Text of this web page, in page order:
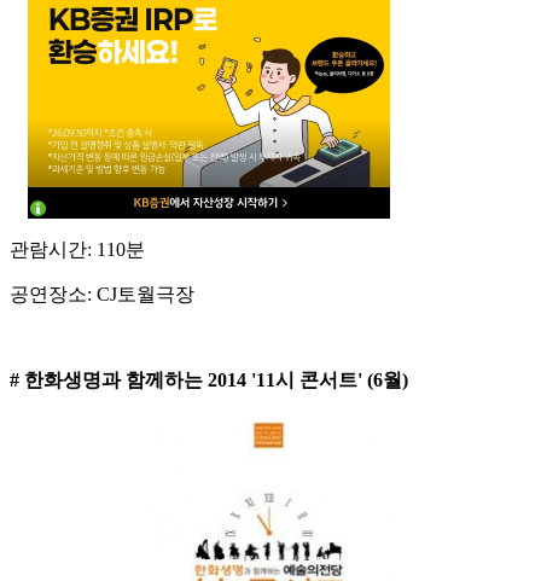
관람시간: 110분
공연장소: CJ토월극장
# 한화생명과 함께하는 2014 '11시 콘서트' (6월)